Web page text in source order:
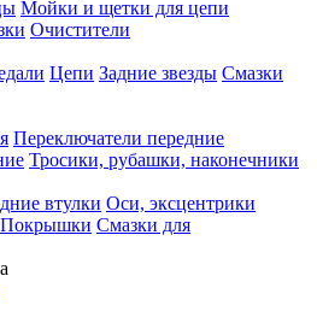
Мойки и щетки для цепи
Очистители
Цепи Задние звезды Смазки
Переключатели передние
Тросики, рубашки, наконечники
втулки Оси, эксцентрики
Покрышки Смазки для